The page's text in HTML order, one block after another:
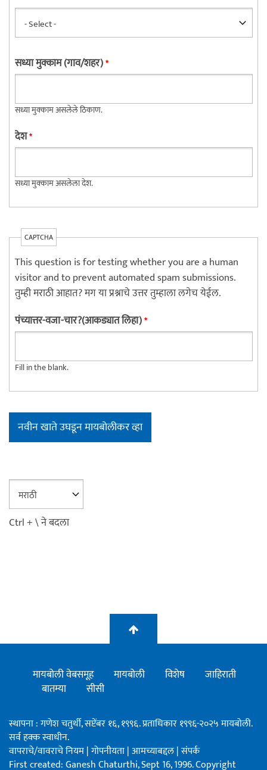
सध्या मुक्काम (गाव/शहर)*
सध्या मुक्काम असलेले ठिकाण.
देश*
सध्या मुक्काम असलेला देश.
CAPTCHA
This question is for testing whether you are a human
visitor and to prevent automated spam submissions.
तुम्ही मराठी आहात? मग या प्रश्नाचे उत्तर तुम्हाला लगेच येईल.
पंच्यात्तर-वजा-चार?(आकड्यात लिहा)*
Fill in the blank.
Ctrl + \ ने बदला
मायबोली वेबसमूह मायबोली विशेष
जाहिराती
बातम्या
सीसी
स्थापना : गणेश चतुर्थी, सप्टेंबर १६, १९९६. प्रताधिकार १९९६-२०२५ मायबोली.
सर्व हक्क स्वाधीन.
वापराचे/वावराचे नियम|गोपनीयता|आमच्याबद्दल|संपर्क
First created: Ganesh Chaturthi, Sept 16, 1996. Copyright